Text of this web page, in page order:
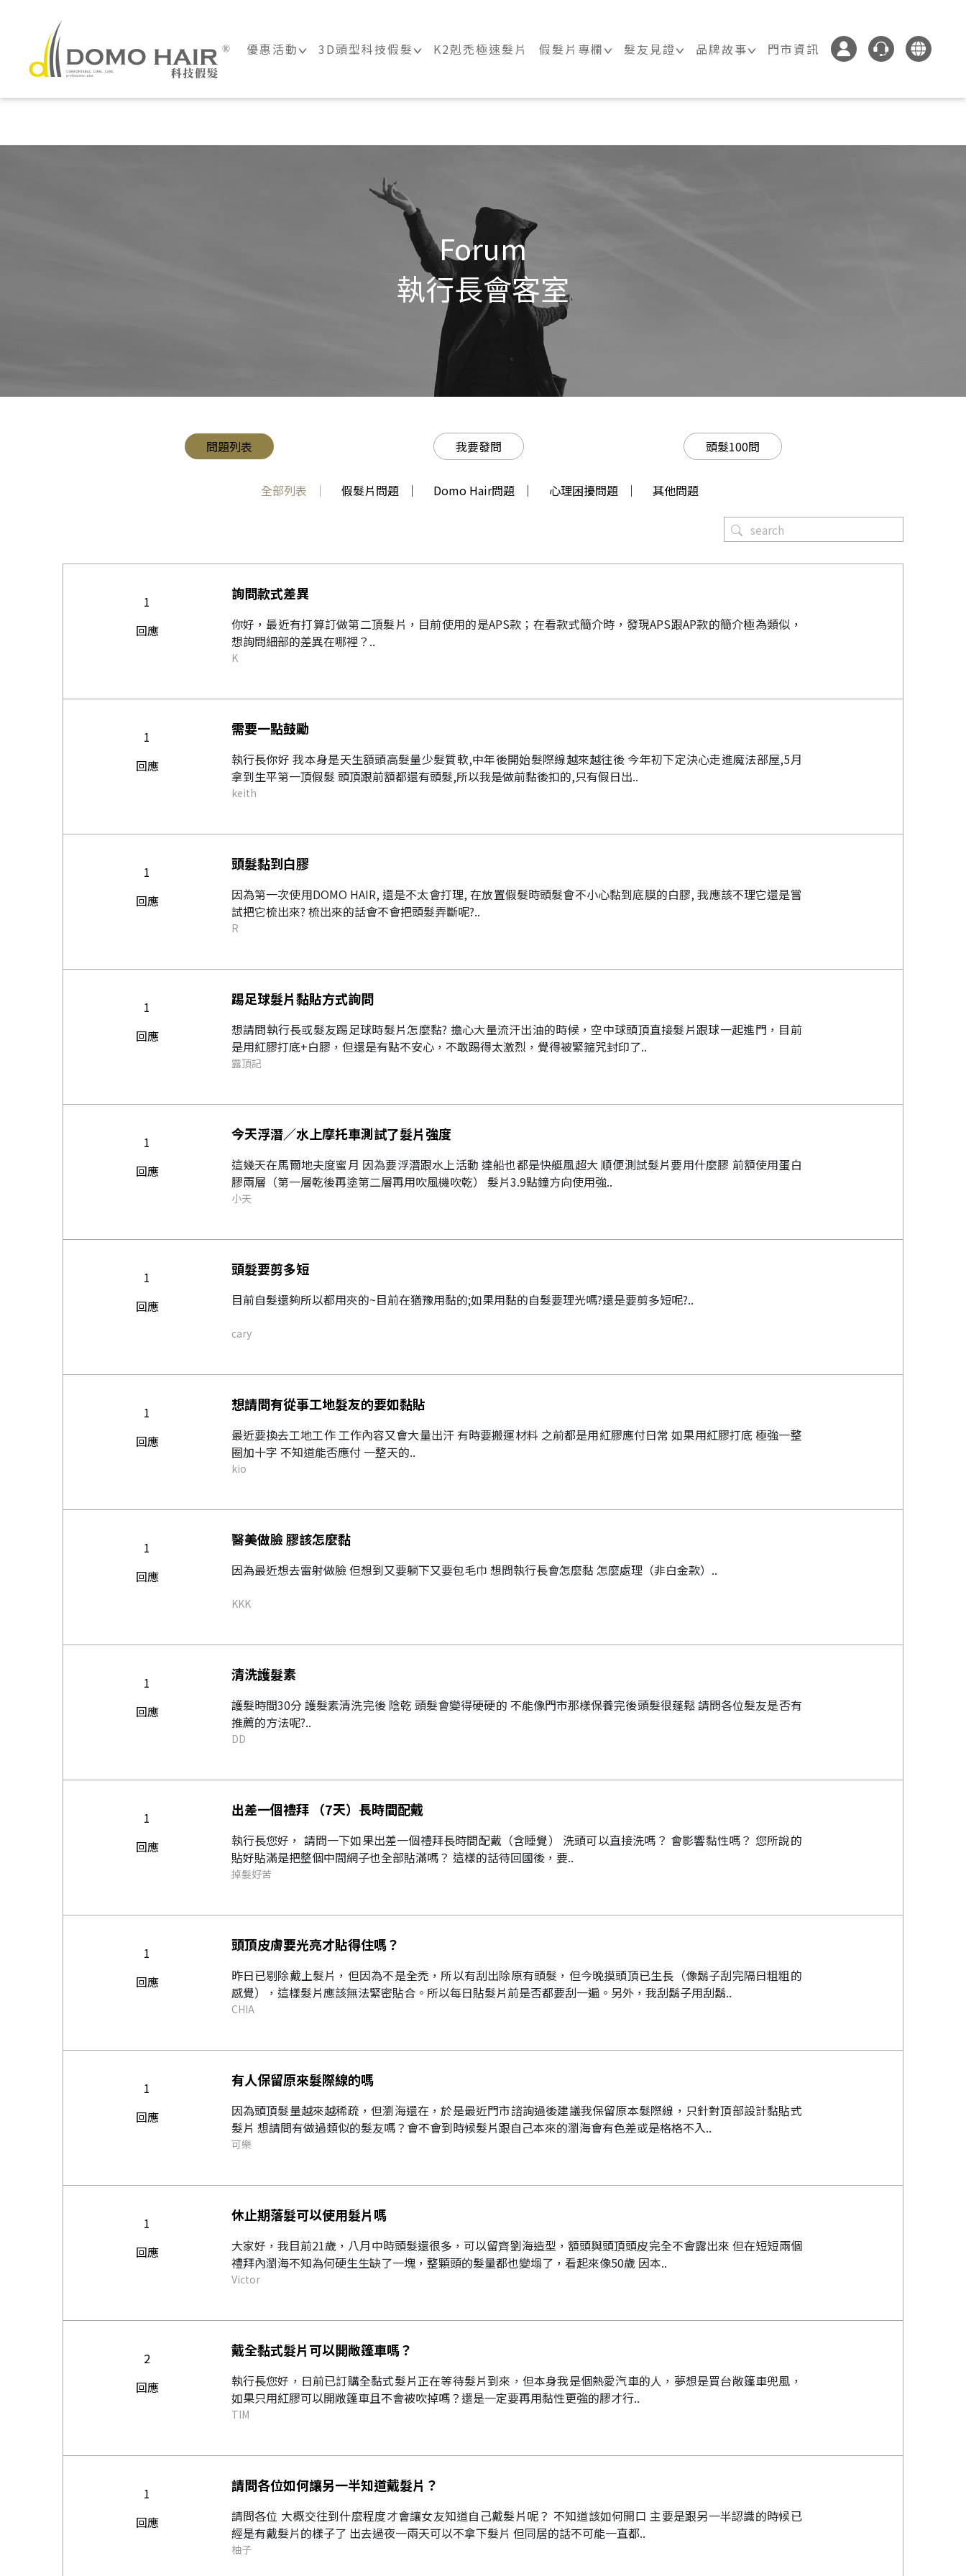
優惠活動
3D頭型科技假髮 K2剋禿極速髮片 假髮片專欄 髮友見證 品牌故事 門市資訊
Forum
執行長會客室
問題列表 我要發問 頭髮100問
全部列表 假髮片問題 Domo Hair問題 心理困擾問題 其他問題
1
回應
詢問款式差異
你好，最近有打算訂做第二頂髮片，目前使用的是APS款；在看款式簡介時，發現APS跟AP款的簡介極為類似，
想詢問細部的差異在哪裡？..
K
1
回應
需要一點鼓勵
執行長你好 我本身是天生額頭高髮量少髮質軟,中年後開始髮際線越來越往後 今年初下定決心走進魔法部屋,5月
拿到生平第一頂假髮 頭頂跟前額都還有頭髮,所以我是做前黏後扣的,只有假日出..
keith
1
回應
頭髮黏到白膠
因為第一次使用DOMO HAIR, 還是不太會打理, 在放置假髮時頭髮會不小心黏到底膜的白膠, 我應該不理它還是嘗
試把它梳出來? 梳出來的話會不會把頭髮弄斷呢?..
R
1
回應
踢足球髮片黏貼方式詢問
想請問執行長或髮友踢足球時髮片怎麼黏? 擔心大量流汗出油的時候，空中球頭頂直接髮片跟球一起進門，目前
是用紅膠打底+白膠，但還是有點不安心，不敢踢得太激烈，覺得被緊箍咒封印了..
露頂記
1
回應
今天浮潛／水上摩托車測試了髮片強度
這幾天在馬爾地夫度蜜月 因為要浮潛跟水上活動 達船也都是快艇風超大 順便測試髮片要用什麼膠 前額使用蛋白
膠兩層（第一層乾後再塗第二層再用吹風機吹乾） 髮片3.9點鐘方向使用強..
小天
1
回應
頭髮要剪多短
目前自髮還夠所以都用夾的~目前在猶豫用黏的;如果用黏的自髮要理光嗎?還是要剪多短呢?..
cary
1
回應
想請問有從事工地髮友的要如黏貼
最近要換去工地工作 工作內容又會大量出汗 有時要搬運材料 之前都是用紅膠應付日常 如果用紅膠打底 極強一整
圈加十字 不知道能否應付 一整天的..
kio
1
回應
醫美做臉 膠該怎麼黏
因為最近想去雷射做臉 但想到又要躺下又要包毛巾 想問執行長會怎麼黏 怎麼處理（非白金款）..
KKK
1
回應
清洗護髮素
護髮時間30分 護髮素清洗完後 陰乾 頭髮會變得硬硬的 不能像門市那樣保養完後頭髮很蓬鬆 請問各位髮友是否有
推薦的方法呢?..
DD
1
回應
出差一個禮拜 （7天）長時間配戴
執行長您好， 請問一下如果出差一個禮拜長時間配戴（含睡覺） 洗頭可以直接洗嗎？ 會影響黏性嗎？ 您所說的
貼好貼滿是把整個中間網子也全部貼滿嗎？ 這樣的話待回國後，要..
掉髮好苦
1
回應
頭頂皮膚要光亮才貼得住嗎？
昨日已剔除戴上髮片，但因為不是全禿，所以有刮出除原有頭髮，但今晚摸頭頂已生長（像鬍子刮完隔日粗粗的
感覺），這樣髮片應該無法緊密貼合。所以每日貼髮片前是否都要刮一遍。另外，我刮鬍子用刮鬍..
CHIA
1
回應
有人保留原來髮際線的嗎
因為頭頂髮量越來越稀疏，但瀏海還在，於是最近門市諮詢過後建議我保留原本髮際線，只針對頂部設計黏貼式
髮片 想請問有做過類似的髮友嗎？會不會到時候髮片跟自己本來的瀏海會有色差或是格格不入..
可樂
1
回應
休止期落髮可以使用髮片嗎
大家好，我目前21歲，八月中時頭髮還很多，可以留齊劉海造型，額頭與頭頂頭皮完全不會露出來 但在短短兩個
禮拜內瀏海不知為何硬生生缺了一塊，整顆頭的髮量都也變塌了，看起來像50歲 因本..
Victor
2
回應
戴全黏式髮片可以開敞篷車嗎？
執行長您好，日前已訂購全黏式髮片正在等待髮片到來，但本身我是個熱愛汽車的人，夢想是買台敞篷車兜風，
如果只用紅膠可以開敞篷車且不會被吹掉嗎？還是一定要再用黏性更強的膠才行..
TIM
1
回應
請問各位如何讓另一半知道戴髮片？
請問各位 大概交往到什麼程度才會讓女友知道自己戴髮片呢？ 不知道該如何開口 主要是跟另一半認識的時候已
經是有戴髮片的樣子了 出去過夜一兩天可以不拿下髮片 但同居的話不可能一直都..
柚子